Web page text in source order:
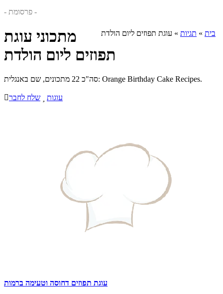
- פרסומת -
בית » תגיות » עוגת תפוזים ליום הולדת
מתכוני עוגת
תפוזים ליום הולדת
סה"כ 22 מתכונים, שם באנגלית: Orange Birthday Cake Recipes.
שלח לחבר עוגות
עוגת תפוזים דחוסה וטעימה ברמות